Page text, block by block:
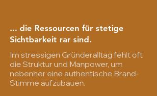
... die Ressourcen für stetige
Sichtbarkeit rar sind.
Im stressigen Gründeralltag fehlt oft
die Struktur und Manpower, um
nebenher eine authentische Brand-
Stimme aufzubauen.